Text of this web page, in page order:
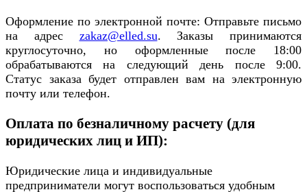
Оформление по электронной почте: Отправьте письмо
на адрес zakaz@elled.su. Заказы принимаются
круглосуточно, но оформленные после 18:00
обрабатываются на следующий день после 9:00.
Статус заказа будет отправлен вам на электронную
почту или телефон.
Оплата по безналичному расчету (для
юридических лиц и ИП):
Юридические лица и индивидуальные
предприниматели могут воспользоваться удобным